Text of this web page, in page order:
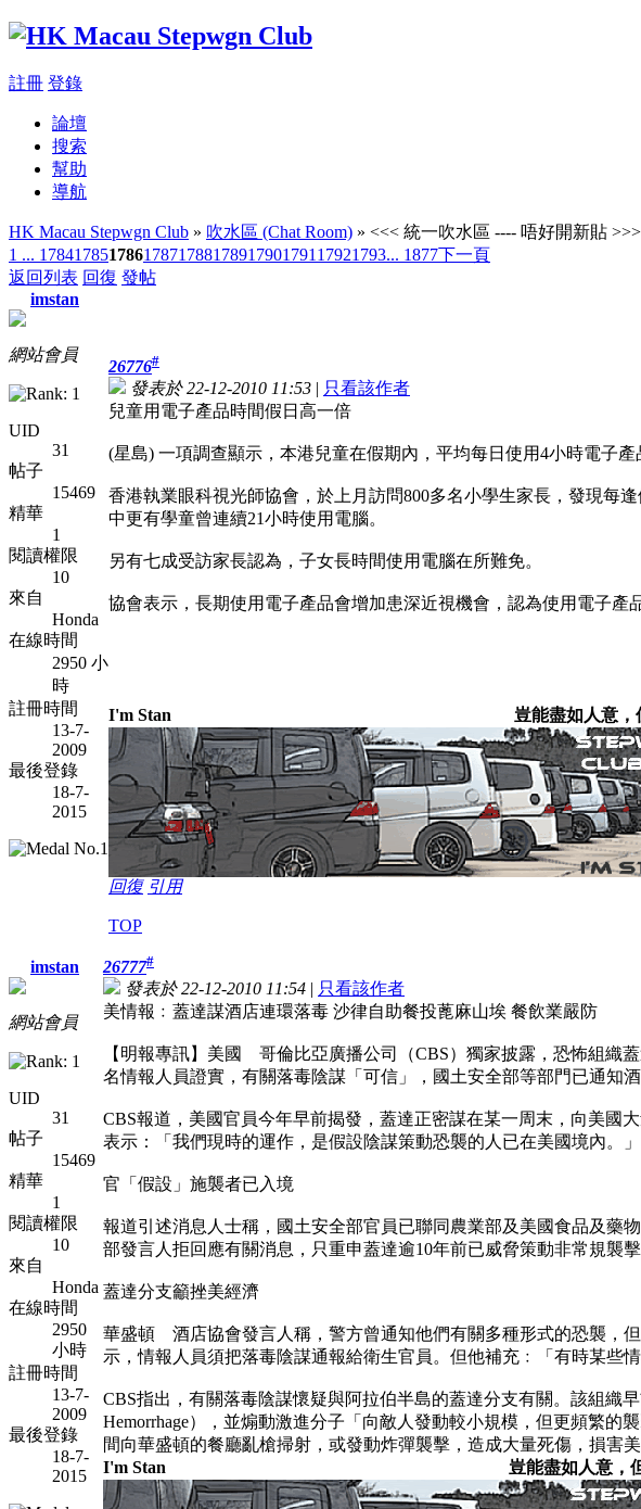
註冊 登錄
論壇
搜索
幫助
導航
HK Macau Stepwgn Club » 吹水區 (Chat Room) » <<< 統一吹水區 ---- 唔好開新貼
1 ... 17841785178617871788178917901791 17921793... 1877下一頁
返回列表 回復 發帖
imstan
網站會員
UID
31
帖子
15469
精華
1
閱讀權限
10
來自
Honda
在線時間
2950 小
時
註冊時間
13-7-
2009
最後登錄
18-7-
2015
26776#
發表於 22-12-2010 11:53 | 只看該作者
兒童用電子產品時間假日高一倍
(星島) 一項調查顯示，本港兒童在假期內，平均每日使用4小時電子產
香港執業眼科視光師協會，於上月訪問800多名小學生家長，發現每
中更有學童曾連續21小時使用電腦。
另有七成受訪家長認為，子女長時間使用電腦在所難免。
協會表示，長期使用電子產品會增加患深近視機會，認為使用電子產
I'm Stan 豈能盡如人意
回復 引用
TOP
imstan
網站會員
UID
31
帖子
15469
精華
1
閱讀權限
10
來自
Honda
在線時間
2950
小時
註冊時間
13-7-
2009
最後登錄
18-7-
2015
26777#
發表於 22-12-2010 11:54 | 只看該作者
美情報﹕蓋達謀酒店連環落毒 沙律自助餐投蓖麻山埃 餐飲業嚴防
【明報專訊】美國 哥倫比亞廣播公司（CBS）獨家披露，恐怖組織
名情報人員證實，有關落毒陰謀「可信」，國土安全部等部門已通知
CBS報道，美國官員今年早前揭發，蓋達正密謀在某一周末，向美國
表示：「我們現時的運作，是假設陰謀策動恐襲的人已在美國境內。」
官「假設」施襲者已入境
報道引述消息人士稱，國土安全部官員已聯同農業部及美國食品及藥
部發言人拒回應有關消息，只重申蓋達逾10年前已威脅策動非常規襲
蓋達分支籲挫美經濟
華盛頓 酒店協會發言人稱，警方曾通知他們有關多種形式的恐襲，
示，情報人員須把落毒陰謀通報給衛生官員。但他補充﹕「有時某些
CBS指出，有關落毒陰謀懷疑與阿拉伯半島的蓋達分支有關。該組織
Hemorrhage），並煽動激進分子「向敵人發動較小規模，但更頻繁
間向華盛頓的餐廳亂槍掃射，或發動炸彈襲擊，造成大量死傷，損害
I'm Stan
豈能盡如人意，